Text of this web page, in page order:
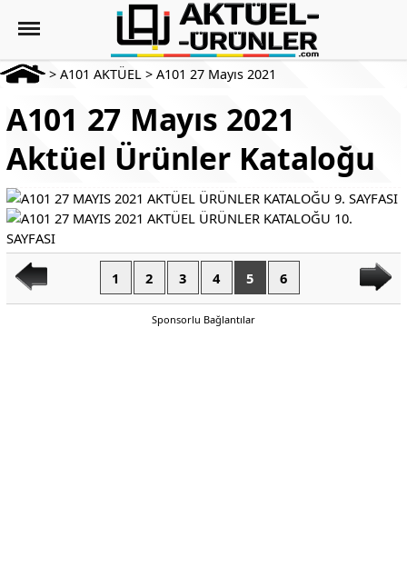
> A101 AKTÜEL > A101 27 Mayıs 2021
A101 27 Mayıs 2021
Aktüel Ürünler Kataloğu
1 2 3 4 5 6
Sponsorlu Bağlantılar